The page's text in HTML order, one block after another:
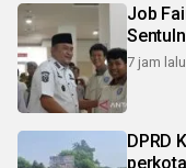
Job
7 jam lalu
DPRD